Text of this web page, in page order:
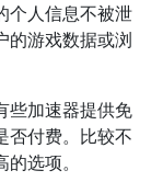
个人信息不被泄
的游戏数据或浏
些加速器提供免
否付费。比较不
选项。